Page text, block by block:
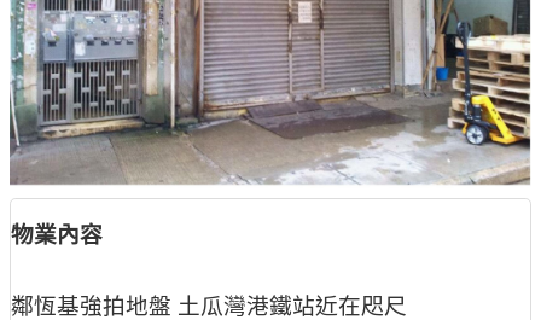
物業內容
鄰恆基強拍地盤 土瓜灣港鐵站近在咫尺